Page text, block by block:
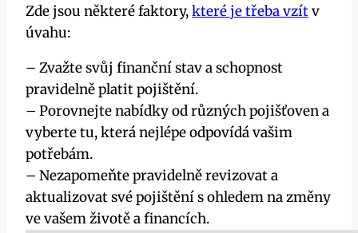
Zde jsou některé faktory,které je třeba vzítv
úvahu:
– Zvažte svůj finanční stav a schopnost
pravidelně platit pojištění.
– Porovnejte nabídky od různých pojišťoven a
vyberte tu, která nejlépe odpovídá vašim
potřebám.
– Nezapomeňte pravidelně revizovat a
aktualizovat své pojištění s ohledem na změny
ve vašem životě a financích.